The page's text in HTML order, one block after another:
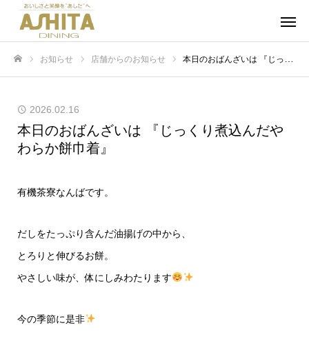
お知らせ 店舗からのお知らせ 本日のおばんざいは 『じっくり煮込んだやわらか餅巾着』
2026.02.16
本日のおばんざいは 『じっくり煮込んだや
わらか餅巾着』
有機茶寮なんばです。
だしをたっぷり含んだ油揚げの中から、
とろりと伸びるお餅。
やさしい味が、体にしみわたります
今の季節に是非